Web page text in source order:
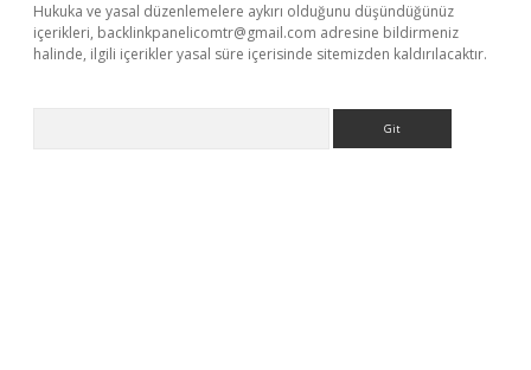
Hukuka ve yasal düzenlemelere aykırı olduğunu düşündüğünüz
içerikleri, backlinkpanelicomtr@gmail.com adresine bildirmeniz
halinde, ilgili içerikler yasal süre içerisinde sitemizden kaldırılacaktır.